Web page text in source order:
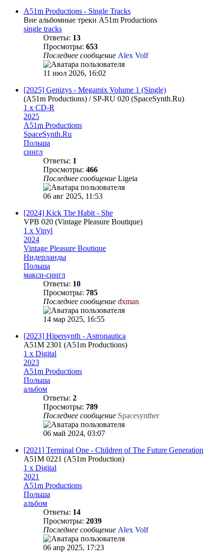
A51m Productions - Single Tracks
Вне альбомные треки A51m Productions
single tracks
Ответы: 13
Просмотры: 653
Последнее сообщение Alex Volf
11 июл 2026, 16:02
[2025] Genizys - Megamix Volume 1 (Single)
(A51m Productions) / SP-RU 020 (SpaceSynth.Ru)
1 x CD-R
2025
A51m Productions
SpaceSynth.Ru
Польша
сингл
Ответы: 1
Просмотры: 466
Последнее сообщение Ligeia
06 авг 2025, 11:53
[2024] Kick The Habit - She
VPB 020 (Vintage Pleasure Boutique)
1 x Vinyl
2024
Vintage Pleasure Boutique
Нидерланды
Польша
макси-сингл
Ответы: 10
Просмотры: 785
Последнее сообщение dxman
14 мар 2025, 16:55
[2023] Hipersynth - Astronautica
A51M 2301 (A51m Productions)
1 x Digital
2023
A51m Productions
Польша
альбом
Ответы: 2
Просмотры: 789
Последнее сообщение Spacesynther
06 май 2024, 03:07
[2021] Terminal One - Children of The Future Generation
A51M 0221 (A51m Production)
1 x Digital
2021
A51m Productions
Польша
альбом
Ответы: 14
Просмотры: 2039
Последнее сообщение Alex Volf
06 апр 2025, 17:23